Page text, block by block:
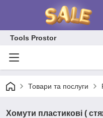
Tools Prostor
Товари та послуги
Хомути пластикові (